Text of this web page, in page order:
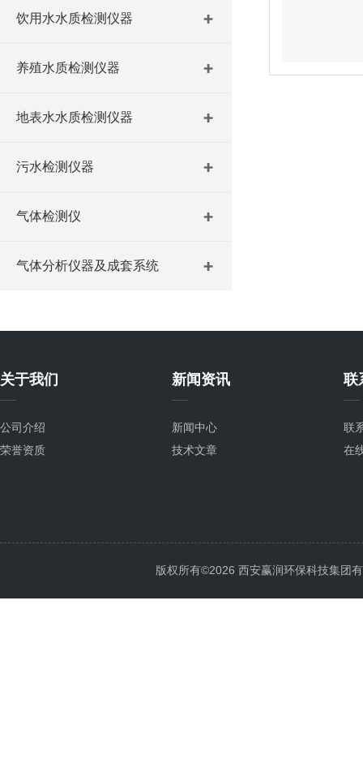
饮用水水质检测仪器
养殖水质检测仪器
地表水水质检测仪器
污水检测仪器
气体检测仪
气体分析仪器及成套系统
关于我们
公司介绍
荣誉资质
新闻资讯
新闻中心
技术文章
联
联
在
版权所有©2026 西安赢润环保科技集团